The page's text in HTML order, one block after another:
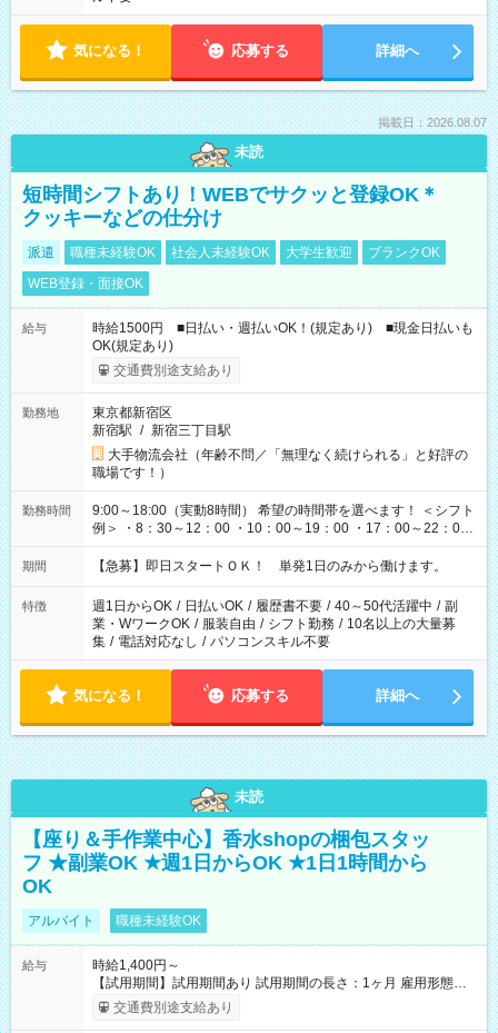
気になる！ 応募する 詳細へ
掲載日：2026.08.07
未読
短時間シフトあり！WEBでサクッと登録OK＊
クッキーなどの仕分け
派遣 職種未経験OK 社会人未経験OK 大学生歓迎
ブランクOK
WEB登録・面接OK
給与
時給1500円 ■日払い・週払いOK！(規定あり) ■現金日払いも
OK(規定あり)
交通費別途支給あり
勤務地
東京都新宿区
新宿駅 / 新宿三丁目駅
大手物流会社（年齢不問／「無理なく続けられる」と好評の
職場です！）
勤務時間
9:00～18:00（実動8時間） 希望の時間帯を選べます！ ＜シフト
例＞ ・8：30～12：00 ・10：00～19：00 ・17：00～22：00
・13：00～22：00 ・22：00～翌6：00 など
期間 【急募】即日スタートＯＫ！ 単発1日のみから働けます。
特徴 週1日からOK / 日払いOK / 履歴書不要 / 40～50代活躍中 / 副
業・WワークOK / 服装自由 / シフト勤務 / 10名以上の大量募
集 / 電話対応なし / パソコンスキル不要
気になる！ 応募する 詳細へ
未読
【座り＆手作業中心】香水shopの梱包スタッ
フ ★副業OK ★週1日からOK ★1日1時間から
OK
アルバイト 職種未経験OK
給与
時給1,400円～
【試用期間】試用期間あり 試用期間の長さ：1ヶ月 雇用形態、
給与は本採用時と同じです。
交通費別途支給あり